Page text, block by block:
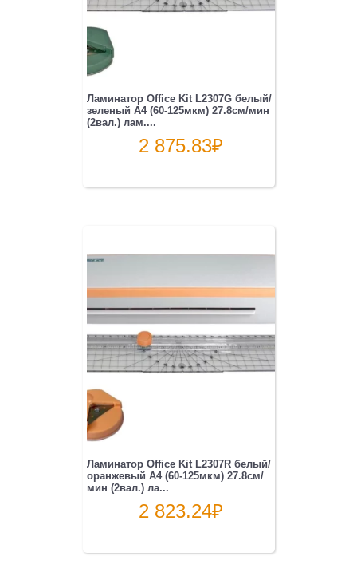
Ламинатор Office Kit L2307G белый/
зеленый A4 (60-125мкм) 27.8см/мин
(2вал.) лам....
2 875.83₽
Ламинатор Office Kit L2307R белый/
оранжевый A4 (60-125мкм) 27.8см/
мин (2вал.) ла...
2 823.24₽